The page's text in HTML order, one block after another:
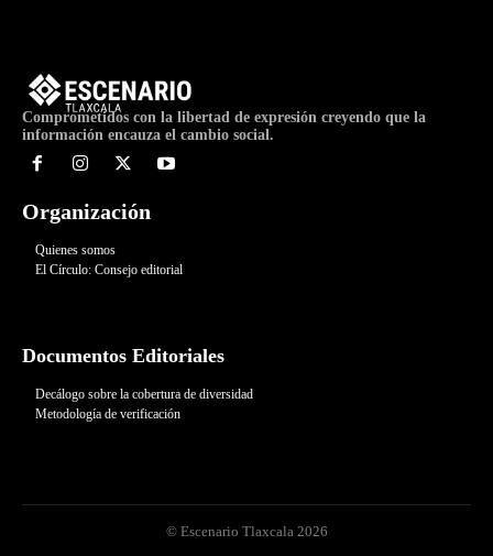
Comprometidos con la libertad de expresión creyendo que la
información encauza el cambio social.
Organización
Quienes somos
El Círculo: Consejo editorial
Documentos Editoriales
Decálogo sobre la cobertura de diversidad
Metodología de verificación
© Escenario Tlaxcala 2026